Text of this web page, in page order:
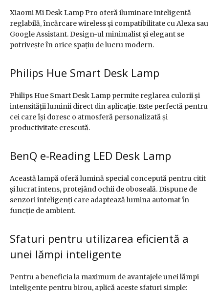
Xiaomi Mi Desk Lamp Pro oferă iluminare inteligentă
reglabilă, încărcare wireless și compatibilitate cu Alexa sau
Google Assistant. Design-ul minimalist și elegant se
potrivește în orice spațiu de lucru modern.
Philips Hue Smart Desk Lamp
Philips Hue Smart Desk Lamp permite reglarea culorii și
intensității luminii direct din aplicație. Este perfectă pentru
cei care își doresc o atmosferă personalizată și
productivitate crescută.
BenQ e-Reading LED Desk Lamp
Această lampă oferă lumină special concepută pentru citit
și lucrat intens, protejând ochii de oboseală. Dispune de
senzori inteligenți care adaptează lumina automat în
funcție de ambient.
Sfaturi pentru utilizarea eficientă a
unei lămpi inteligente
Pentru a beneficia la maximum de avantajele unei lămpi
inteligente pentru birou, aplică aceste sfaturi simple: